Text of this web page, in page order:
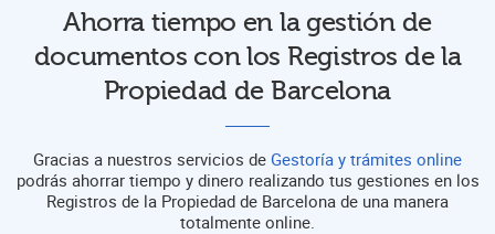
Ahorra tiempo en la gestión de
documentos con los Registros de la
Propiedad de Barcelona
Gracias a nuestros servicios de Gestoría y trámites online
podrás ahorrar tiempo y dinero realizando tus gestiones en los
Registros de la Propiedad de Barcelona de una manera
totalmente online.